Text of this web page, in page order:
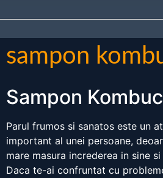
sampon
Sampon
Parul frumos si sanatos este un
important al unei persoane,
mare masura increderea in sine
Daca te-ai confruntat cu